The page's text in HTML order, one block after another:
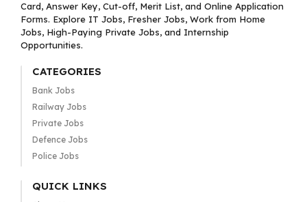
Card, Answer Key, Cut-off, Merit List, and Online Application
Forms. Explore IT Jobs, Fresher Jobs, Work from Home
Jobs, High-Paying Private Jobs, and Internship
Opportunities.
CATEGORIES
Bank Jobs
Railway Jobs
Private Jobs
Defence Jobs
Police Jobs
QUICK LINKS